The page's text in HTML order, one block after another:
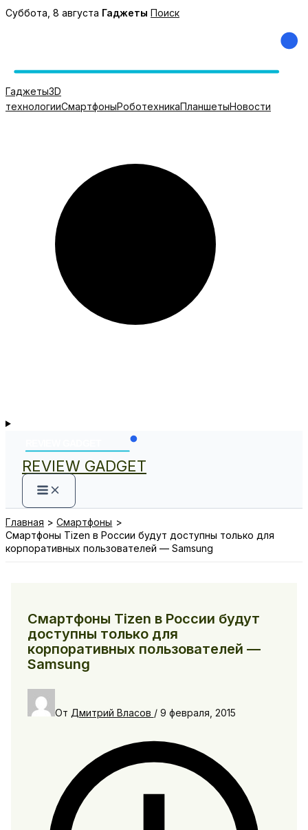
Перейти
Суббота, 8 августа Гаджеты Поиск
Гаджеты3D
технологииСмартфоныРоботехникаПланшетыНовости
REVIEW GADGET
Главная
Смартфоны
Смартфоны Tizen в России будут доступны только для
корпоративных пользователей — Samsung
Смартфоны Tizen в России будут
доступны только для
корпоративных пользователей —
Samsung
От Дмитрий Власов / 9 февраля, 2015